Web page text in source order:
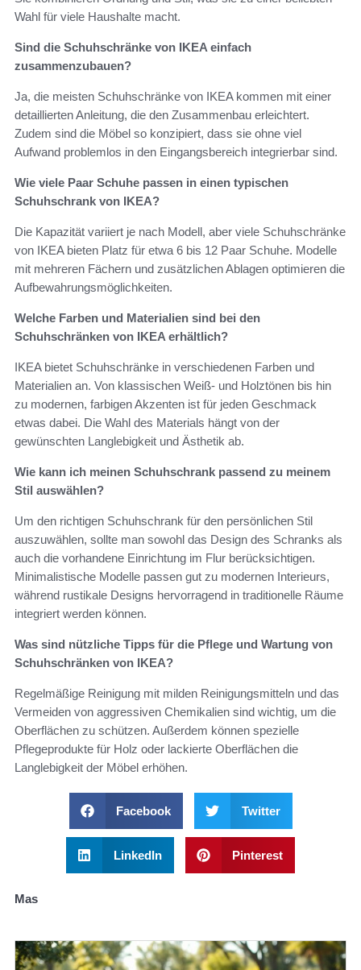
Wahl für viele Haushalte macht.
Sind die Schuhschränke von IKEA einfach
zusammenzubauen?
Ja, die meisten Schuhschränke von IKEA kommen mit einer
detaillierten Anleitung, die den Zusammenbau erleichtert.
Zudem sind die Möbel so konzipiert, dass sie ohne viel
Aufwand problemlos in den Eingangsbereich integrierbar sind.
Wie viele Paar Schuhe passen in einen typischen
Schuhschrank von IKEA?
Die Kapazität variiert je nach Modell, aber viele Schuhschränke
von IKEA bieten Platz für etwa 6 bis 12 Paar Schuhe. Modelle
mit mehreren Fächern und zusätzlichen Ablagen optimieren die
Aufbewahrungsmöglichkeiten.
Welche Farben und Materialien sind bei den
Schuhschränken von IKEA erhältlich?
IKEA bietet Schuhschränke in verschiedenen Farben und
Materialien an. Von klassischen Weiß- und Holztönen bis hin
zu modernen, farbigen Akzenten ist für jeden Geschmack
etwas dabei. Die Wahl des Materials hängt von der
gewünschten Langlebigkeit und Ästhetik ab.
Wie kann ich meinen Schuhschrank passend zu meinem
Stil auswählen?
Um den richtigen Schuhschrank für den persönlichen Stil
auszuwählen, sollte man sowohl das Design des Schranks als
auch die vorhandene Einrichtung im Flur berücksichtigen.
Minimalistische Modelle passen gut zu modernen Interieurs,
während rustikale Designs hervorragend in traditionelle Räume
integriert werden können.
Was sind nützliche Tipps für die Pflege und Wartung von
Schuhschränken von IKEA?
Regelmäßige Reinigung mit milden Reinigungsmitteln und das
Vermeiden von aggressiven Chemikalien sind wichtig, um die
Oberflächen zu schützen. Außerdem können spezielle
Pflegeprodukte für Holz oder lackierte Oberflächen die
Langlebigkeit der Möbel erhöhen.
Facebook Twitter
LinkedIn Pinterest
Mas